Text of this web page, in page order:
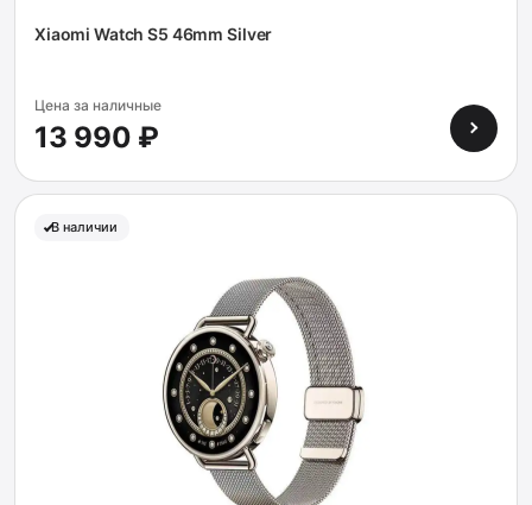
Xiaomi Watch S5 46mm Silver
Цена за наличные
13 990 ₽
В наличии